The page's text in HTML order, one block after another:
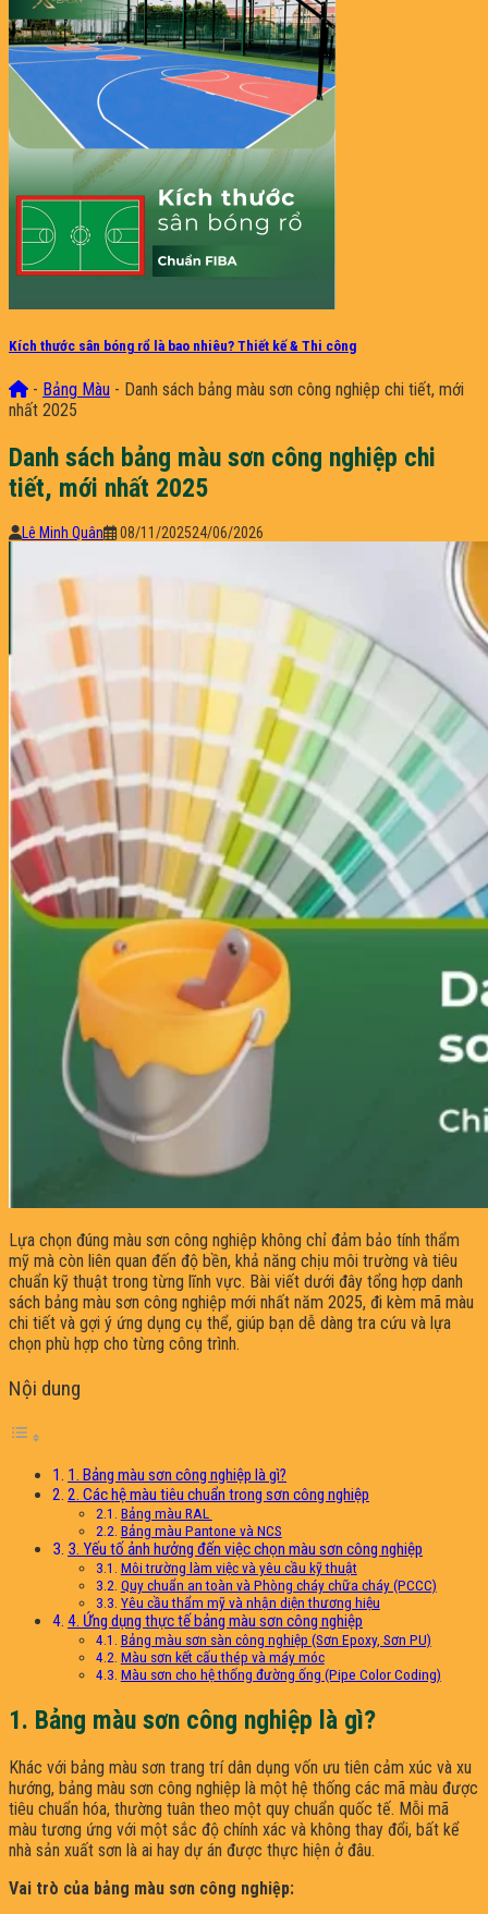
Kích thước sân bóng rổ là bao nhiêu? Thiết kế & Thi công
- Bảng Màu - Danh sách bảng màu sơn công nghiệp chi tiết, mới
nhất 2025
Danh sách bảng màu sơn công nghiệp chi
tiết, mới nhất 2025
Lê Minh Quân 08/11/202524/06/2026
Lựa chọn đúng màu sơn công nghiệp không chỉ đảm bảo tính thẩm
mỹ mà còn liên quan đến độ bền, khả năng chịu môi trường và tiêu
chuẩn kỹ thuật trong từng lĩnh vực. Bài viết dưới đây tổng hợp danh
sách bảng màu sơn công nghiệp mới nhất năm 2025, đi kèm mã màu
chi tiết và gợi ý ứng dụng cụ thể, giúp bạn dễ dàng tra cứu và lựa
chọn phù hợp cho từng công trình.
Nội dung
1. Bảng màu sơn công nghiệp là gì?
2. Các hệ màu tiêu chuẩn trong sơn công nghiệp
Bảng màu RAL
Bảng màu Pantone và NCS
3. Yếu tố ảnh hưởng đến việc chọn màu sơn công nghiệp
Môi trường làm việc và yêu cầu kỹ thuật
Quy chuẩn an toàn và Phòng cháy chữa cháy (PCCC)
Yêu cầu thẩm mỹ và nhận diện thương hiệu
4. Ứng dụng thực tế bảng màu sơn công nghiệp
Bảng màu sơn sàn công nghiệp (Sơn Epoxy, Sơn PU)
Màu sơn kết cấu thép và máy móc
Màu sơn cho hệ thống đường ống (Pipe Color Coding)
1. Bảng màu sơn công nghiệp là gì?
Khác với bảng màu sơn trang trí dân dụng vốn ưu tiên cảm xúc và xu
hướng, bảng màu sơn công nghiệp là một hệ thống các mã màu được
tiêu chuẩn hóa, thường tuân theo một quy chuẩn quốc tế. Mỗi mã
màu tương ứng với một sắc độ chính xác và không thay đổi, bất kể
nhà sản xuất sơn là ai hay dự án được thực hiện ở đâu.
Vai trò của bảng màu sơn công nghiệp: